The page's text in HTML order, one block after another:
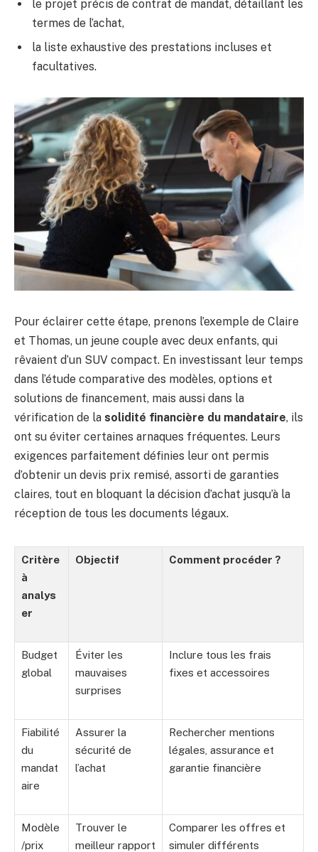
le projet précis de contrat de mandat, détaillant les
termes de l’achat,
la liste exhaustive des prestations incluses et
facultatives.
Pour éclairer cette étape, prenons l’exemple de Claire
et Thomas, un jeune couple avec deux enfants, qui
rêvaient d’un SUV compact. En investissant leur temps
dans l’étude comparative des modèles, options et
solutions de financement, mais aussi dans la
vérification de la solidité financière du mandataire, ils
ont su éviter certaines arnaques fréquentes. Leurs
exigences parfaitement définies leur ont permis
d’obtenir un devis prix remisé, assorti de garanties
claires, tout en bloquant la décision d’achat jusqu’à la
réception de tous les documents légaux.
Critère
à
analys
er
Objectif Comment procéder ?
Budget
global
Éviter les
mauvaises
surprises
Inclure tous les frais
fixes et accessoires
Fiabilité
du
mandat
aire
Assurer la
sécurité de
l’achat
Rechercher mentions
légales, assurance et
garantie financière
Modèle
/prix
Trouver le
meilleur rapport
Comparer les offres et
simuler différents